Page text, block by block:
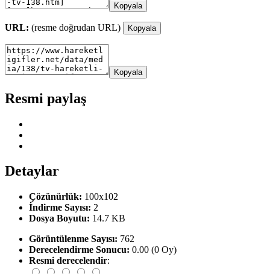
Kopyala
URL: (resme doğrudan URL) Kopyala
Kopyala
Resmi paylaş
Detaylar
Çözünürlük: 100x102
İndirme Sayısı: 2
Dosya Boyutu: 14.7 KB
Görüntülenme Sayısı: 762
Derecelendirme Sonucu: 0.00 (0 Oy)
Resmi derecelendir: